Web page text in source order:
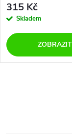
315 Kč
Skladem
ZOBRAZIT
l